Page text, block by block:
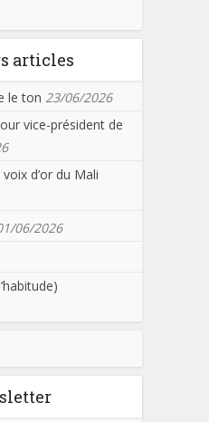
articles
le ton 23/06/2026
vice-président de
d’or du Mali
06/2026